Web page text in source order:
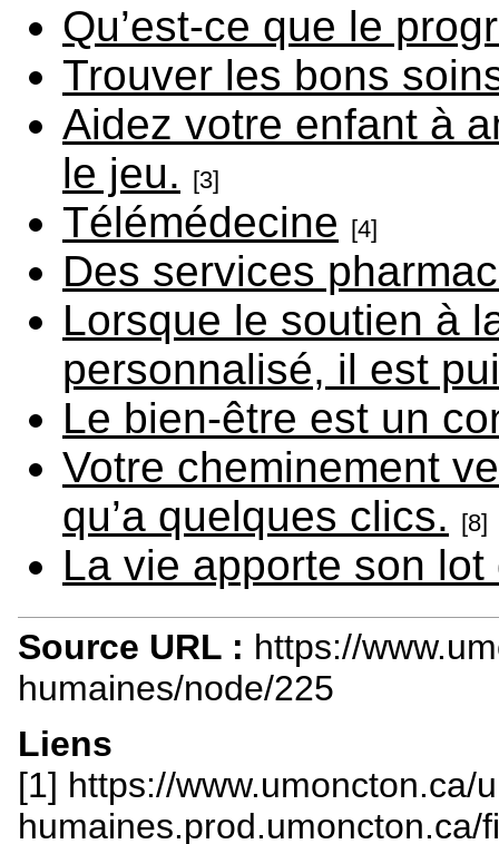
Qu’est-ce que le
Trouver les bons
Aidez votre enfant à
le jeu. [3]
Télémédecine [4]
Des services
Lorsque le soutien à
personnalisé, il est
Le bien-être est un
Votre cheminement
qu’a quelques clics. [8]
La vie apporte son
Source URL : https://
humaines/node/225
Liens
[1] https://www.umoncton.ca/